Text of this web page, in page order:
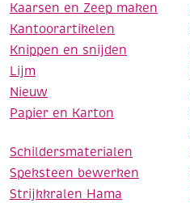
Kaarsen en Zeep maken
Kantoorartikelen
Knippen en snijden
Lijm
Nieuw
Papier en Karton
Schildersmaterialen
Speksteen bewerken
Strijkkralen Hama